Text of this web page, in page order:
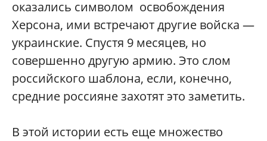
оказались символом освобождения
Херсона, ими встречают другие войска —
украинские. Спустя 9 месяцев, но
совершенно другую армию. Это слом
российского шаблона, если, конечно,
средние россияне захотят это заметить.
В этой истории есть еще множество